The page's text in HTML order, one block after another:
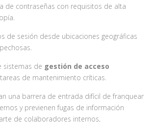
de contraseñas con requisitos de alta
de sesión desde ubicaciones geográficas
sistemas de gestión de acceso
de mantenimiento críticas.
una barrera de entrada difícil de franquear
y previenen fugas de información
de colaboradores internos,